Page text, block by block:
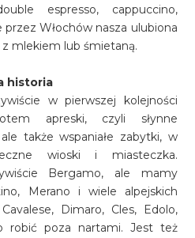
espresso, cappuccino,
Włochów nasza ulubiona
mlekiem lub śmietaną.
historia
w pierwszej kolejności
apreski, czyli słynne
także wspaniałe zabytki, w
wioski i miasteczka.
Bergamo, ale mamy
Merano i wiele alpejskich
Dimaro, Cles, Edolo,
robić poza nartami. Jest też